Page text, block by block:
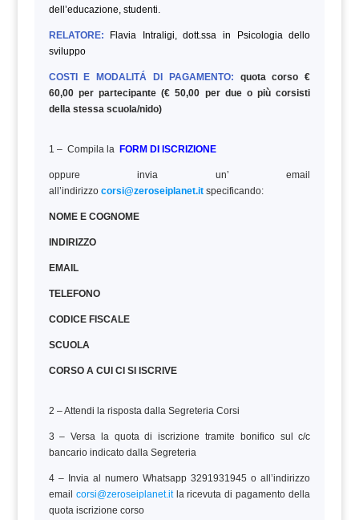
dell’educazione, studenti.
RELATORE:
Flavia Intraligi, dott.ssa in Psicologia dello
sviluppo
COSTI E MODALITÁ DI PAGAMENTO:
quota corso €
60,00 per partecipante (€ 50,00 per due o più corsisti
della stessa scuola/nido)
1 – Compila la FORM DI ISCRIZIONE
oppure invia un’ email
all’indirizzo corsi@zeroseiplanet.itspecificando:
NOME E COGNOME
INDIRIZZO
EMAIL
TELEFONO
CODICE FISCALE
SCUOLA
CORSO A CUI CI SI ISCRIVE
2 – Attendi la risposta dalla Segreteria Corsi
3 – Versa la quota di iscrizione tramite bonifico sul c/c
bancario indicato dalla Segreteria
4 – Invia al numero Whatsapp 3291931945 o all’indirizzo
email corsi@zeroseiplanet.itla ricevuta di pagamento della
quota iscrizione corso